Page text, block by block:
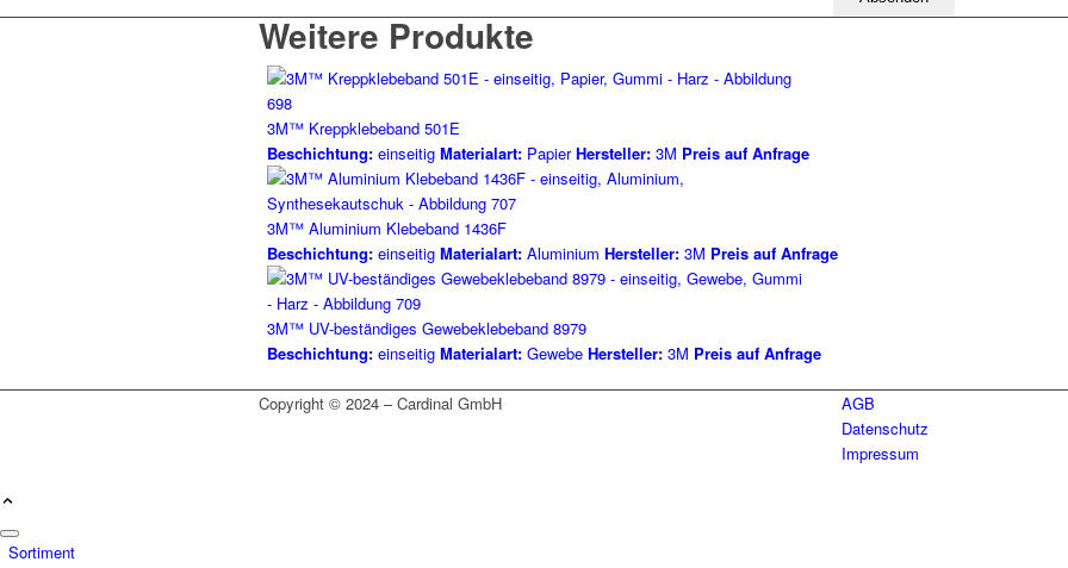
Weitere Produkte
3M™ Kreppklebeband 501E
Beschichtung: einseitig Materialart: Papier Hersteller: 3M Preis auf Anfrage
3M™ Aluminium Klebeband 1436F
Beschichtung: einseitig Materialart: Aluminium Hersteller: 3M Preis auf Anfrage
3M™ UV-beständiges Gewebeklebeband 8979
Beschichtung: einseitig Materialart: Gewebe Hersteller: 3M Preis auf Anfrage
Copyright © 2024 – Cardinal GmbH
AGB
Datenschutz
Impressum
Sortiment